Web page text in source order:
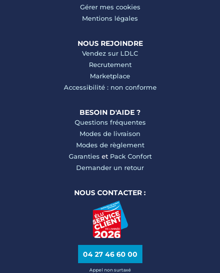
Gérer mes cookies
Mentions légales
NOUS REJOINDRE
Vendez sur LDLC
Recrutement
Marketplace
Accessibilité : non conforme
BESOIN D'AIDE ?
Questions fréquentes
Modes de livraison
Modes de règlement
Garanties et Pack Confort
Demander un retour
NOUS CONTACTER :
04 27 46 60 00
Appel non surtaxé